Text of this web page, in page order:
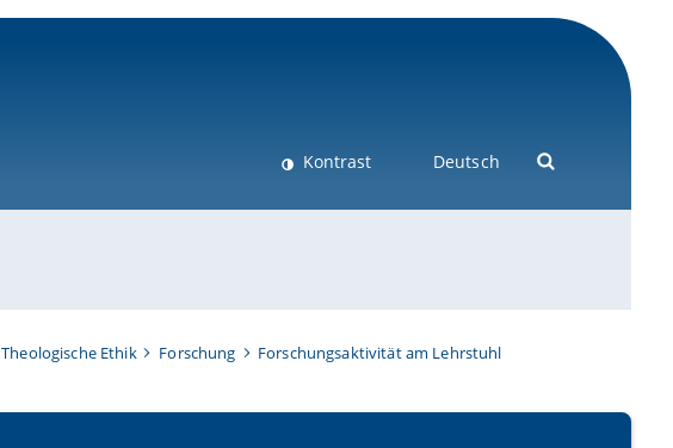
Kontrast Deutsch
Theologische Ethik Forschung
Forschungsaktivität am Lehrstuhl